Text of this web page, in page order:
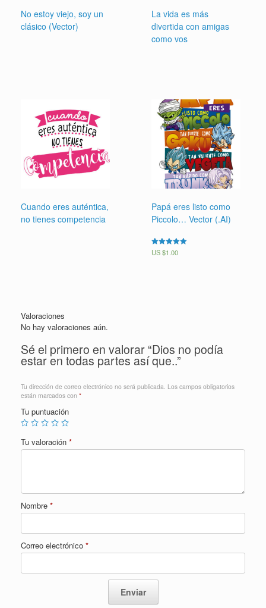
No estoy viejo, soy un
clásico (Vector)
La vida es más
divertida con amigas
como vos
Cuando eres auténtica,
no tienes competencia
Papá eres listo como
Piccolo… Vector (.AI)
Valorado en
5.00
US $1.00
Valoraciones
No hay valoraciones aún.
Sé el primero en valorar “Dios no podía
estar en todas partes así que..”
Tu dirección de correo electrónico no será publicada. Los campos obligatorios
están marcados con *
Tu puntuación
Tu valoración *
Nombre *
Correo electrónico *